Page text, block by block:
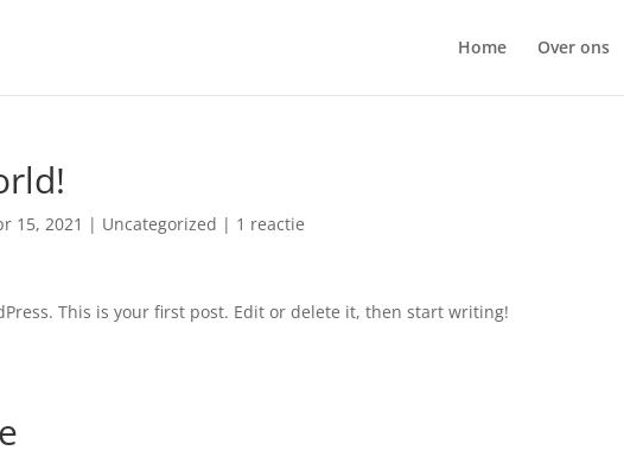
Home Over ons
15, 2021 | Uncategorized | 1 reactie
This is your first post. Edit or delete it, then start writing!